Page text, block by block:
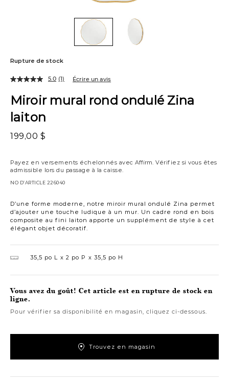
Rupture de stock
Miroir mural rond ondulé Zina
laiton
199,00 $
Payez en versements échelonnés avec Affirm. Vérifiez si vous êtes
admissible lors du passage à la caisse.
NO D’ARTICLE 226040
D’une forme moderne, notre miroir mural ondulé Zina permet
d’ajouter une touche ludique à un mur. Un cadre rond en bois
composite au fini laiton apporte un supplément de style à cet
élégant objet décoratif.
5.0 (1) Écrire un avis
35,5 po L 2 po P 35,5 po H
Vous avez du goût! Cet article est en rupture de stock en
ligne.
Pour vérifier sa disponibilité en magasin, cliquez ci-dessous.
Trouvez en magasin